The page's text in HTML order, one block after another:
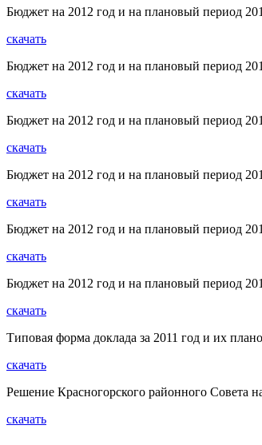
Бюджет на 2012 год и на плановый период
скачать
Бюджет на 2012 год и на плановый период
скачать
Бюджет на 2012 год и на плановый период
скачать
Бюджет на 2012 год и на плановый период
скачать
Бюджет на 2012 год и на плановый период
скачать
Бюджет на 2012 год и на плановый период
скачать
Типовая форма доклада за 2011 год и их
скачать
Решение Красногорского районного Совета
скачать